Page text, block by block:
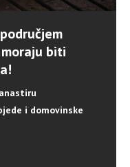
biti
i domovinske